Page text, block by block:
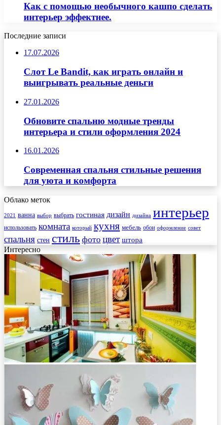
Как с помощью необычного кашпо сделать
интерьер эффектнее.
Последние записи
17.07.2026
Слот Le Bandit, как играть онлайн и
выигрывать реальные деньги
27.01.2026
Обновите спальню модные тренды
интерьера и стили оформления 2024
16.01.2026
Современная спальня стильные решения
для уюта и комфорта
Облако меток
2021 ванна выбор выбрать гостиная дизайн дизайна интерьер
использовать комната который кухня мебель обои оформление совет
спальня стен стиль фото цвет штора
Интересно